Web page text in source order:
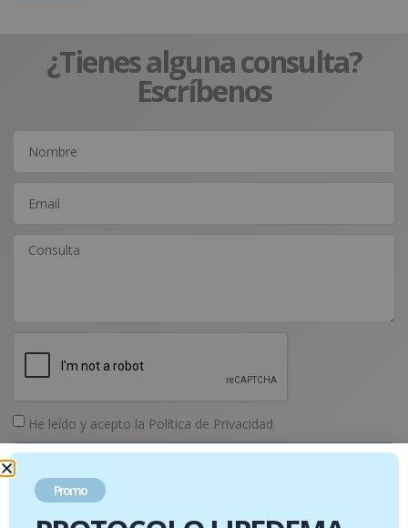
¿Tienes alguna consulta?
Escríbenos
He leído y acepto la Política de Privacidad
Promo